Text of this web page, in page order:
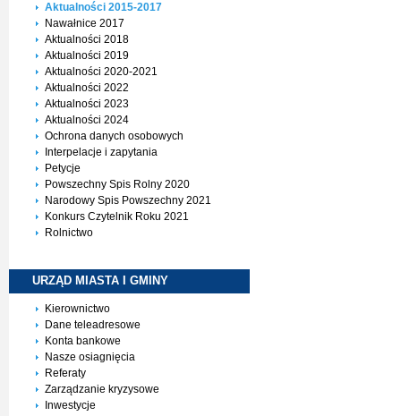
Aktualności 2015-2017
Nawałnice 2017
Aktualności 2018
Aktualności 2019
Aktualności 2020-2021
Aktualności 2022
Aktualności 2023
Aktualności 2024
Ochrona danych osobowych
Interpelacje i zapytania
Petycje
Powszechny Spis Rolny 2020
Narodowy Spis Powszechny 2021
Konkurs Czytelnik Roku 2021
Rolnictwo
URZĄD MIASTA I GMINY
Kierownictwo
Dane teleadresowe
Konta bankowe
Nasze osiagnięcia
Referaty
Zarządzanie kryzysowe
Inwestycje